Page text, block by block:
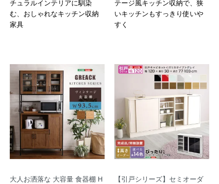
チュラルインテリアに馴染
む、おしゃれなキッチン収納
家具
テージ風キッチン収納で、狭
いキッチンもすっきり使いや
すく
大人お洒落な 大容量 食器棚 H
【引戸シリーズ】セミオーダ